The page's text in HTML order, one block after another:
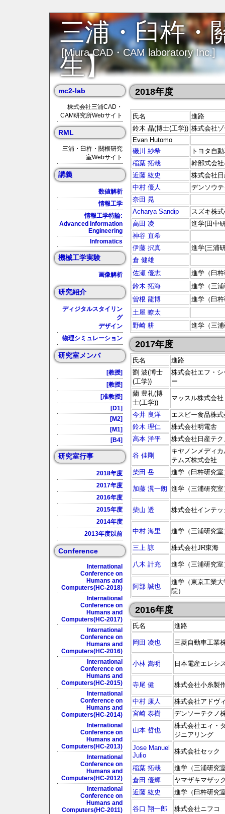
三浦・臼杵・
生】
[Miura CAD・CAM laboratory Inc.]
mc2-lab
株式会社三浦CAD・
CAM研究所Webサイト
RML
三浦・臼杵・關根研究
室Webサイト
講義
数値解析
情報工学
情報工学特論:
Advanced Information
Engineering
Infromatics
機械工学実験
画像解析
研究紹介
ディジタルスタイリン
グ
デザイン
物理シミュレーション
研究室メンバ
[教授]
[教授]
[准教授]
[D1]
[M2]
[M1]
[B4]
研究室行事
2018年度
2017年度
2016年度
2015年度
2014年度
2013年度以前
Conference
International
Conference on
Humans and
Computers(HC-2018)
International
Conference on
Humans and
Computers(HC-2017)
International
Conference on
Humans and
Computers(HC-2016)
International
Conference on
Humans and
Computers(HC-2015)
International
Conference on
Humans and
Computers(HC-2014)
International
Conference on
Humans and
Computers(HC-2013)
International
Conference on
Humans and
Computers(HC-2012)
International
Conference on
Humans and
Computers(HC-2011)
2018年度
氏名
進路
鈴木 晶(博士(工学)) 株式会社
Evan Hutomo
磯川 紗希
トヨタ自
稲葉 拓哉
幹部式会
近藤 紘史
株式会社
中村 優人
デンソウ
奈田 晃
Acharya Sandip
スズキ株
高田 凌
進学(田中
神谷 直希
伊藤 択真
進学(三浦
倉 健雄
佐瀬 優志
進学（臼
鈴木 拓海
進学（三
曽根 龍博
進学（臼
土屋 瞭太
野崎 耕
進学（三
2017年度
氏名
進路
劉 波(博士
(工学))
株式会社エフ・シ
ー
蘭 豊礼(博
士(工学))
マッスル株式会社
今井 良洋
エスビー食品株式
鈴木 理仁
株式会社明電舎
高本 洋平
株式会社日産テク
谷 佳剛
キヤノンメディ
テムズ株式会社
柴田 岳
進学（臼杵研究室
加藤 滉一朗 進学（三浦研究室
柴山 透 株式会社インテッ
中村 海里 進学（三浦研究室
三上 諒 株式会社JR東海
八木 計充 進学（三浦研究室
阿部 誠也
進学（東京工業大
院）
2016年度
氏名 進路
岡田 凌也 三菱自動車工業
小林 嵩明 日本電産エレシ
寺尾 健 株式会社小糸製
中村 康人
株式会社アドヴ
宮崎 泰樹
デンソーテクノ
山本 哲也
株式会社エィ・
ジニアリング
Jose Manuel
Julio
株式会社セック
稲葉 拓哉
進学（三浦研究
倉田 優輝
ヤマザキマザッ
近藤 紘史
進学（臼杵研究
谷口 翔一郎 株式会社ニフコ